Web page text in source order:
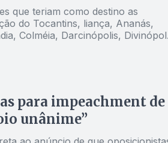
que teriam como destino as
do Tocantins, liança, Ananás,
Colméia, Darcinópolis,
para impeachment de
unânime”